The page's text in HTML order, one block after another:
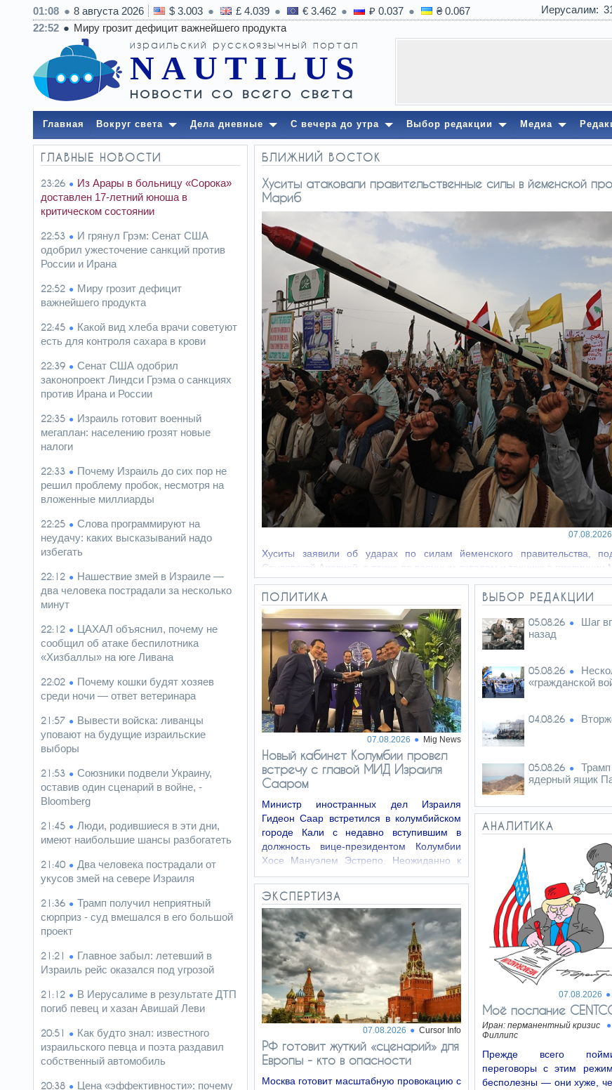
01:08 8 августа 2026 $ 3.003 £ 4.039 € 3.462 ₽ 0.037 ₴ 0.067 Иерусалим
израильский русскоязычный портал
NAUTILUS
новости со всего света
Главная Вокруг света Дела дневные С вечера до утра Выбор редакции Медиа
ГЛАВНЫЕ НОВОСТИ
23:26
Из Арары в больницу «Сорока»
доставлен 17-летний юноша в
критическом состоянии
22:53
И грянул Грэм: Сенат США
одобрил ужесточение санкций против
России и Ирана
22:52
Миру грозит дефицит
важнейшего продукта
22:45
Какой вид хлеба врачи советуют
есть для контроля сахара в крови
22:39
Сенат США одобрил
законопроект Линдси Грэма о санкциях
против Ирана и России
22:35
Израиль готовит военный
мегаплан: населению грозят новые
налоги
22:33
Почему Израиль до сих пор не
решил проблему пробок, несмотря на
вложенные миллиарды
22:25
Слова программируют на
неудачу: каких высказываний надо
избегать
22:12
Нашествие змей в Израиле —
два человека пострадали за несколько
минут
22:12
ЦАХАЛ объяснил, почему не
сообщил об атаке беспилотника
«Хизбаллы» на юге Ливана
22:02
Почему кошки будят хозяев
среди ночи — ответ ветеринара
21:57
Вывести войска: ливанцы
уповают на будущие израильские
выборы
21:53
Союзники подвели Украину,
оставив один сценарий в войне, -
Bloomberg
21:45
Люди, родившиеся в эти дни,
имеют наибольшие шансы разбогатеть
21:40
Два человека пострадали от
укусов змей на севере Израиля
21:36
Трамп получил неприятный
сюрприз - суд вмешался в его большой
проект
21:21
Главное забыл: летевший в
Израиль рейс оказался под угрозой
21:12
В Иерусалиме в результате ДТП
погиб певец и хазан Авишай Леви
20:51
Как будто знал: известного
израильского певца и поэта раздавил
собственный автомобиль
20:38
Цена «эффективности»: почему
БЛИЖНИЙ ВОСТОК
Хуситы атаковали правительственные силы в йеменской
Мариб
Хуситы заявили об ударах по силам йеменского правительства,
Саудовской Аравией, а также по военным складам и технике в провинции
ПОЛИТИКА
07.08.2026 Mig News
Новый кабинет Колумбии провел
встречу с главой МИД Израиля
Сааром
Министр иностранных дел Израиля
Гидеон Саар встретился в колумбийском
городе Кали с недавно вступившим в
должность вице-президентом Колумбии
Хосе Мануэлем Эстрепо. Неожиданно к
переговорам…
ЭКСПЕРТИЗА
07.08.2026 Cursor Info
РФ готовит жуткий «сценарий» для
Европы - кто в опасности
Москва готовит масштабную провокацию с
ВЫБОР РЕДАКЦИИ
05.08.26
Шаг
назад
05.08.26
«гражданской
04.08.26
05.08.26
Трамп
ядерный ящик
АНАЛИТИКА
07.08.2026
Моё послание
Иран: перманентный кризис
Филлипс
Прежде всего
переговоры с этим
бесполезны — они хуже,